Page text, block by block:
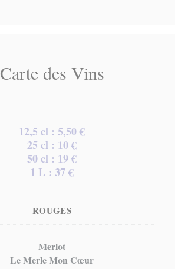
Carte des Vins
12,5 cl : 5,50 €
25 cl : 10 €
50 cl : 19 €
1 L : 37 €
ROUGES
Merlot
Le Merle Mon Cœur